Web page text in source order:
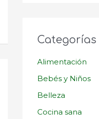
Categorías
Alimentación
Bebés y Niños
Belleza
Cocina sana